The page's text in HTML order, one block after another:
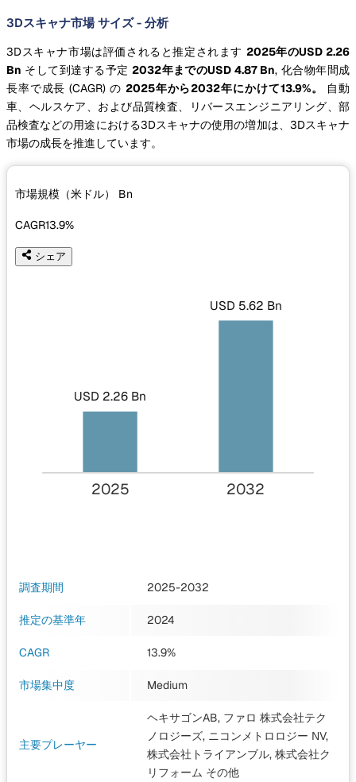
3Dスキャナ市場 サイズ - 分析
3Dスキャナ市場は評価されると推定されます 2025年のUSD 2.26
Bn そして到達する予定2032年までのUSD 4.87 Bn, 化合物年間成
長率で成長 (CAGR) の 2025年から2032年にかけて13.9%。
自動
車、ヘルスケア、および品質検査、リバースエンジニアリング、部
品検査などの用途における3Dスキャナの使用の増加は、3Dスキャナ
市場の成長を推進しています。
市場規模（米ドル） Bn
CAGR13.9%
シェア
USD 2.26 Bn
USD 5.62 Bn
2025 2032
調査期間 2025-2032
推定の基準年 2024
CAGR 13.9%
市場集中度 Medium
主要プレーヤー
ヘキサゴンAB, ファロ 株式会社テク
ノロジーズ, ニコンメトロロジー NV,
株式会社トライアンブル, 株式会社ク
リフォーム その他